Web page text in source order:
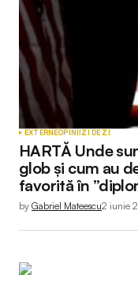
EXTERNEOPINIIZI DE ZI
HARTĂ Unde
glob și cum au
favorită în
by Gabriel Mateescu2 iunie